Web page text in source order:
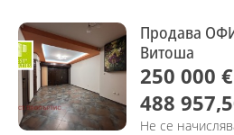
Продава
Витоша
250 000 €
488
Не се